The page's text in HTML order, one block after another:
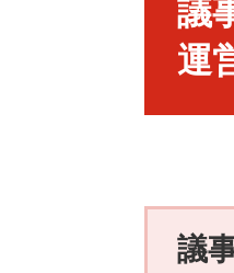
議
運
議